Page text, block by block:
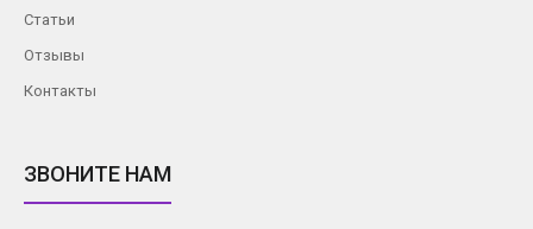
Статьи
Отзывы
Контакты
ЗВОНИТЕ НАМ